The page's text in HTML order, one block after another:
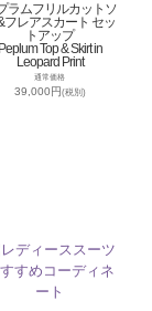
ラムフリルカットソ
フレアスカート セッ
トアップ
Peplum Top & Skirt in
Leopard Print
通常価格
39,000円 (税別)